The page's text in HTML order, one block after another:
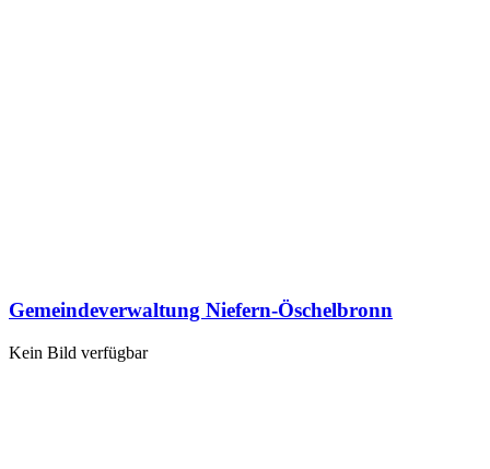
Gemeindeverwaltung Niefern-Öschelbronn
Kein Bild verfügbar